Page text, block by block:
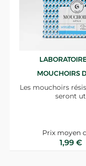
MOUCHOIRS
Les mouchoirs
seront
Prix moyen
1,99 €